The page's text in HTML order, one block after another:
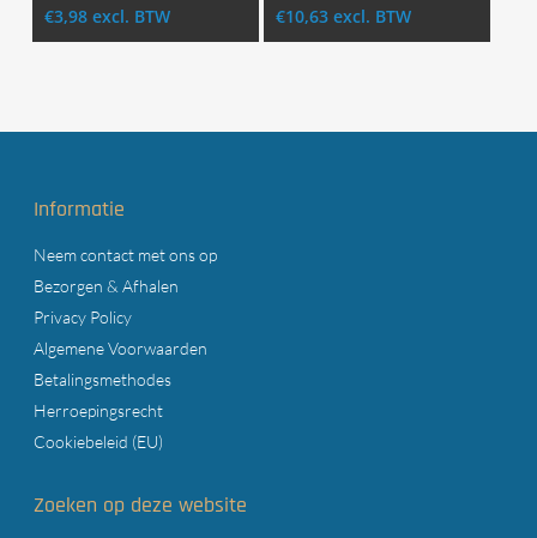
€3,98 excl. BTW
€10,63 excl. BTW
Informatie
Neem contact met ons op
Bezorgen & Afhalen
Privacy Policy
Algemene Voorwaarden
Betalingsmethodes
Herroepingsrecht
Cookiebeleid (EU)
Zoeken op deze website